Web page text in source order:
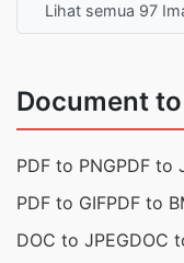
Lihat semua 97
Document
PDF to PNGPDF to
PDF to GIFPDF to
DOC to JPEGDOC